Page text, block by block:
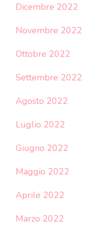
Dicembre 2022
Novembre 2022
Ottobre 2022
Settembre 2022
Agosto 2022
Luglio 2022
Giugno 2022
Maggio 2022
Aprile 2022
Marzo 2022